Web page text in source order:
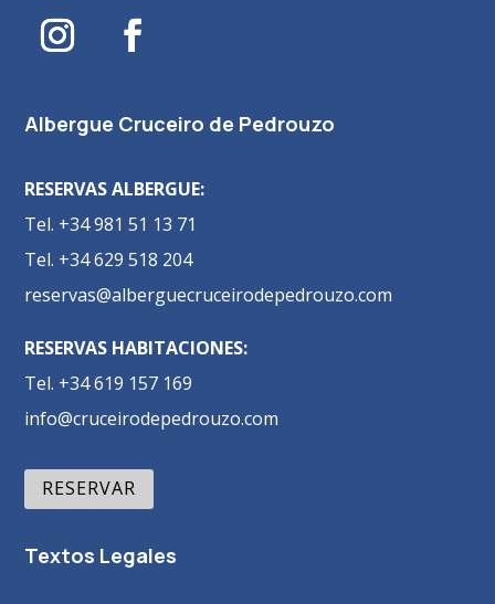
Albergue Cruceiro de Pedrouzo
RESERVAS ALBERGUE:
Tel. +34 981 51 13 71
Tel. +34 629 518 204
reservas@alberguecruceirodepedrouzo.com
RESERVAS HABITACIONES:
Tel. +34 619 157 169
info@cruceirodepedrouzo.com
RESERVAR
Textos Legales